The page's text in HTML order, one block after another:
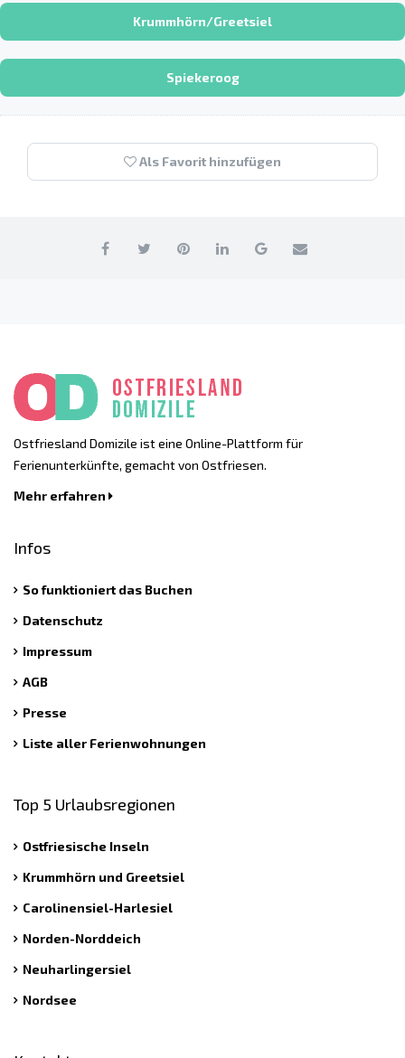
Krummhörn/Greetsiel
Spiekeroog
Als Favorit hinzufügen
Ostfriesland Domizile ist eine Online-Plattform für
Ferienunterkünfte, gemacht von Ostfriesen.
Mehr erfahren
Infos
So funktioniert das Buchen
Datenschutz
Impressum
AGB
Presse
Liste aller Ferienwohnungen
Top 5 Urlaubsregionen
Ostfriesische Inseln
Krummhörn und Greetsiel
Carolinensiel-Harlesiel
Norden-Norddeich
Neuharlingersiel
Nordsee